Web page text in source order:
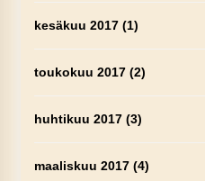
kesäkuu 2017(1)
toukokuu 2017(2)
huhtikuu 2017(3)
maaliskuu 2017(4)